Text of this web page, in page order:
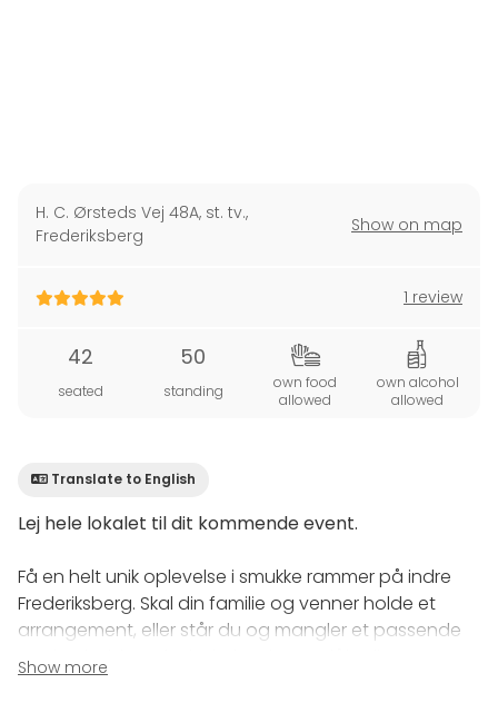
H. C. Ørsteds Vej 48A, st. tv.,
Frederiksberg
Show on map
1 review
42
seated
50
standing
own food
allowed
own alcohol
allowed
Translate to English
Lej hele lokalet til dit kommende event.
Få en helt unik oplevelse i smukke rammer på indre
Frederiksberg. Skal din familie og venner holde et
arrangement, eller står du og mangler et passende
sted at holde et fødselsdag, barnedåb eller
konfirmation, så er det muligt at leje hele hele vores
Show more